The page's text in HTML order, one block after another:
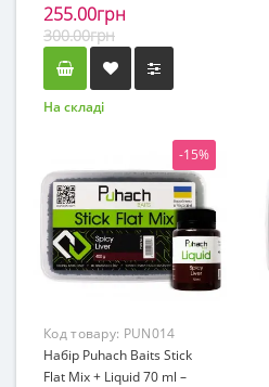
255.00грн
300.00грн
На складі
-15%
Код товару: PUN014
Набір Puhach Baits Stick
Flat Mix + Liquid 70 ml –